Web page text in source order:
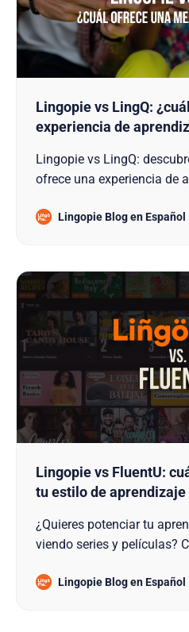
Lingopie vs LingQ:
experiencia de
Lingopie vs LingQ:
ofrece una experiencia de
Lingopie Blog en Español
Lingopie vs FluentU:
tu estilo de aprendizaje
¿Quieres potenciar tu
viendo series y películas?
estilo.Lingopie Blog en Español